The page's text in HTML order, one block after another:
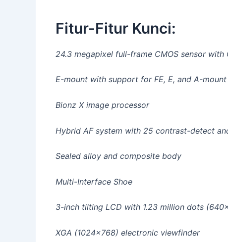
Fitur-Fitur Kunci:
24.3 megapixel full-frame CMOS sensor with
E-mount with support for FE, E, and A-
Bionz X image processor
Hybrid AF system with 25 contrast-detect
Sealed alloy and composite body
Multi-Interface Shoe
3-inch tilting LCD with 1.23 million dots
XGA (1024×768) electronic viewfinder